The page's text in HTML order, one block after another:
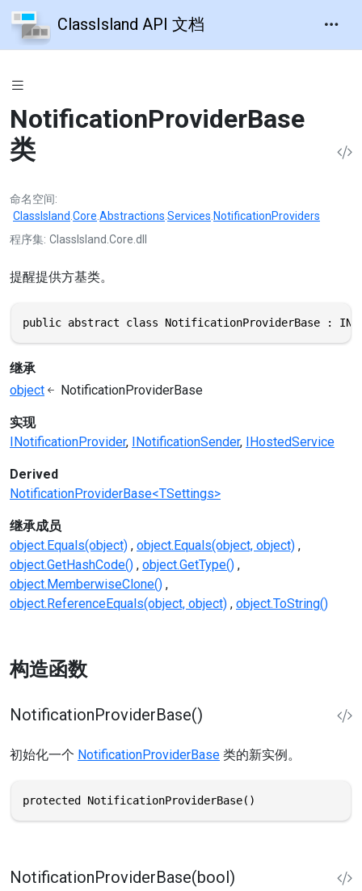
ClassIsland API 文档
NotificationProviderBase
类
命名空间
ClassIsland.Core.Abstractions.Services.NotificationProviders
程序集 ClassIsland.Core.dll
提醒提供方基类。
public abstract class NotificationProviderBase :
继承
object
NotificationProviderBase
实现
INotificationProvider
INotificationSender IHostedService
Derived
NotificationProviderBase<TSettings>
继承成员
object.Equals(object) object.Equals(object, object)
object.GetHashCode() object.GetType()
object.MemberwiseClone()
object.ReferenceEquals(object, object) object.ToString()
构造函数
NotificationProviderBase()
初始化一个 NotificationProviderBase 类的新实例。
protected NotificationProviderBase()
NotificationProviderBase(bool)